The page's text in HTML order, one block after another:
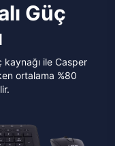
Güç
ile Casper
ortalama %80